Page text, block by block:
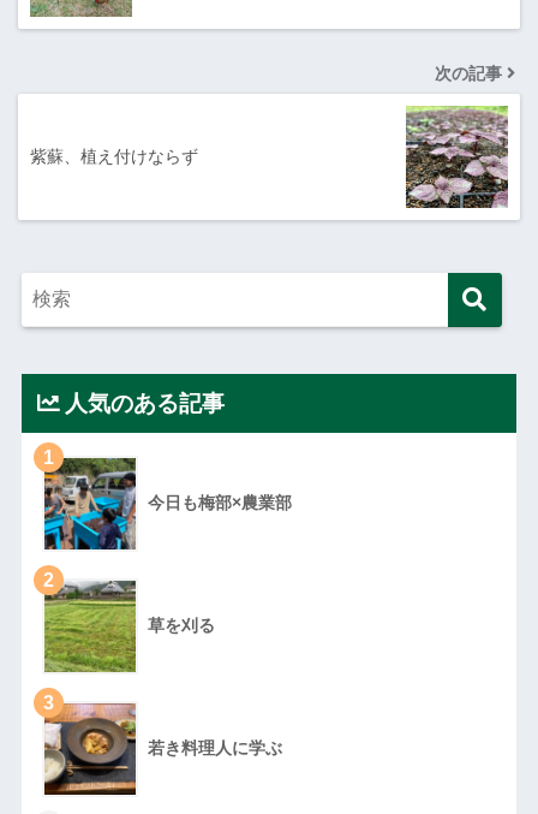
次の記事
紫蘇、植え付けならず
人気のある記事
1
今日も梅部×農業部
2
草を刈る
3
若き料理人に学ぶ